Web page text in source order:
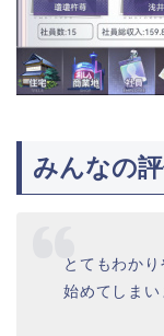
みんなの
とてもわか
始めてしまい